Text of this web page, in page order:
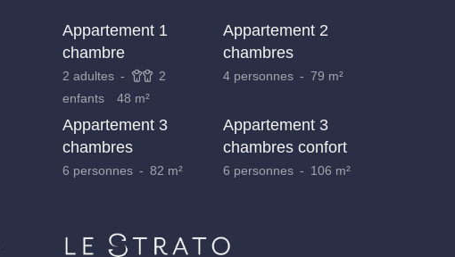
Appartement 1
chambre
2 adultes
2
enfants
48 m²
Appartement 2
chambres
4 personnes 79 m²
Appartement 3
chambres
6 personnes 82 m²
Appartement 3
chambres confort
6 personnes 106 m²
Email *